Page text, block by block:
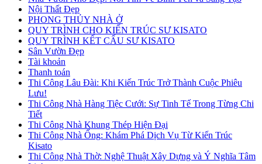
Nội Thất Đẹp
PHONG THỦY NHÀ Ở
QUY TRÌNH CHO KIẾN TRÚC SƯ KISATO
QUY TRÌNH KẾT CẤU SƯ KISATO
Sân Vườn Đẹp
Tài khoản
Thanh toán
Thi Công Lâu Đài: Khi Kiến Trúc Trở Thành Cuộc Phiêu
Lưu!
Thi Công Nhà Hàng Tiệc Cưới: Sự Tinh Tế Trong Từng Chi
Tiết
Thi Công Nhà Khung Thép Hiện Đại
Thi Công Nhà Ống: Khám Phá Dịch Vụ Từ Kiến Trúc
Kisato
Thi Công Nhà Thờ: Nghệ Thuật Xây Dựng và Ý Nghĩa Tâm